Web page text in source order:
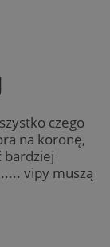
czego
na koronę,
bardziej
vipy muszą